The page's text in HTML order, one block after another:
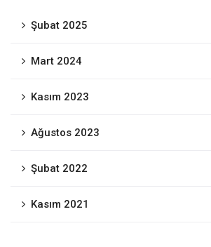
Şubat 2025
Mart 2024
Kasım 2023
Ağustos 2023
Şubat 2022
Kasım 2021